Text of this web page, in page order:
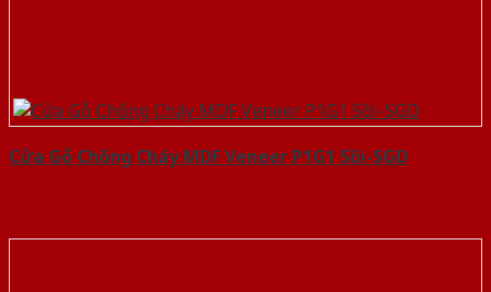
Cửa Gỗ Chống Cháy MDF Veneer P1G1 Sồi-SGD